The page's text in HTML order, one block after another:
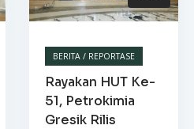
BERITA / REPORTASE
Rayakan HUT Ke-
51, Petrokimia
Gresik Rilis